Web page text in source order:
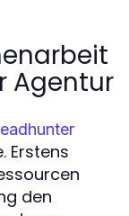
Agentur
Erstens
den